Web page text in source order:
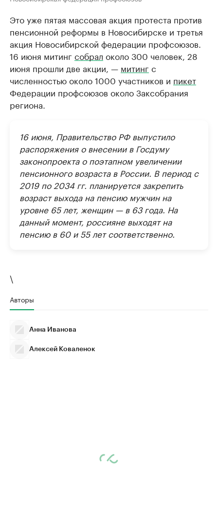
Это уже пятая массовая акция протеста против
пенсионной реформы в Новосибирске и третья
акция Новосибирской федерации профсоюзов.
16 июня митинг собрал около 300 человек, 28
июня прошли две акции, — митинг с
численностью около 1000 участников и пикет
Федерации профсоюзов около Заксобрания
региона.
16 июня, Правительство РФ выпустило
распоряжения о внесении в Госдуму
законопроекта о поэтапном увеличении
пенсионного возраста в России. В период с
2019 по 2034 гг. планируется закрепить
возраст выхода на пенсию мужчин на
уровне 65 лет, женщин — в 63 года. На
данный момент, россияне выходят на
пенсию в 60 и 55 лет соответственно.
\
Авторы
Анна Иванова
Алексей Коваленок